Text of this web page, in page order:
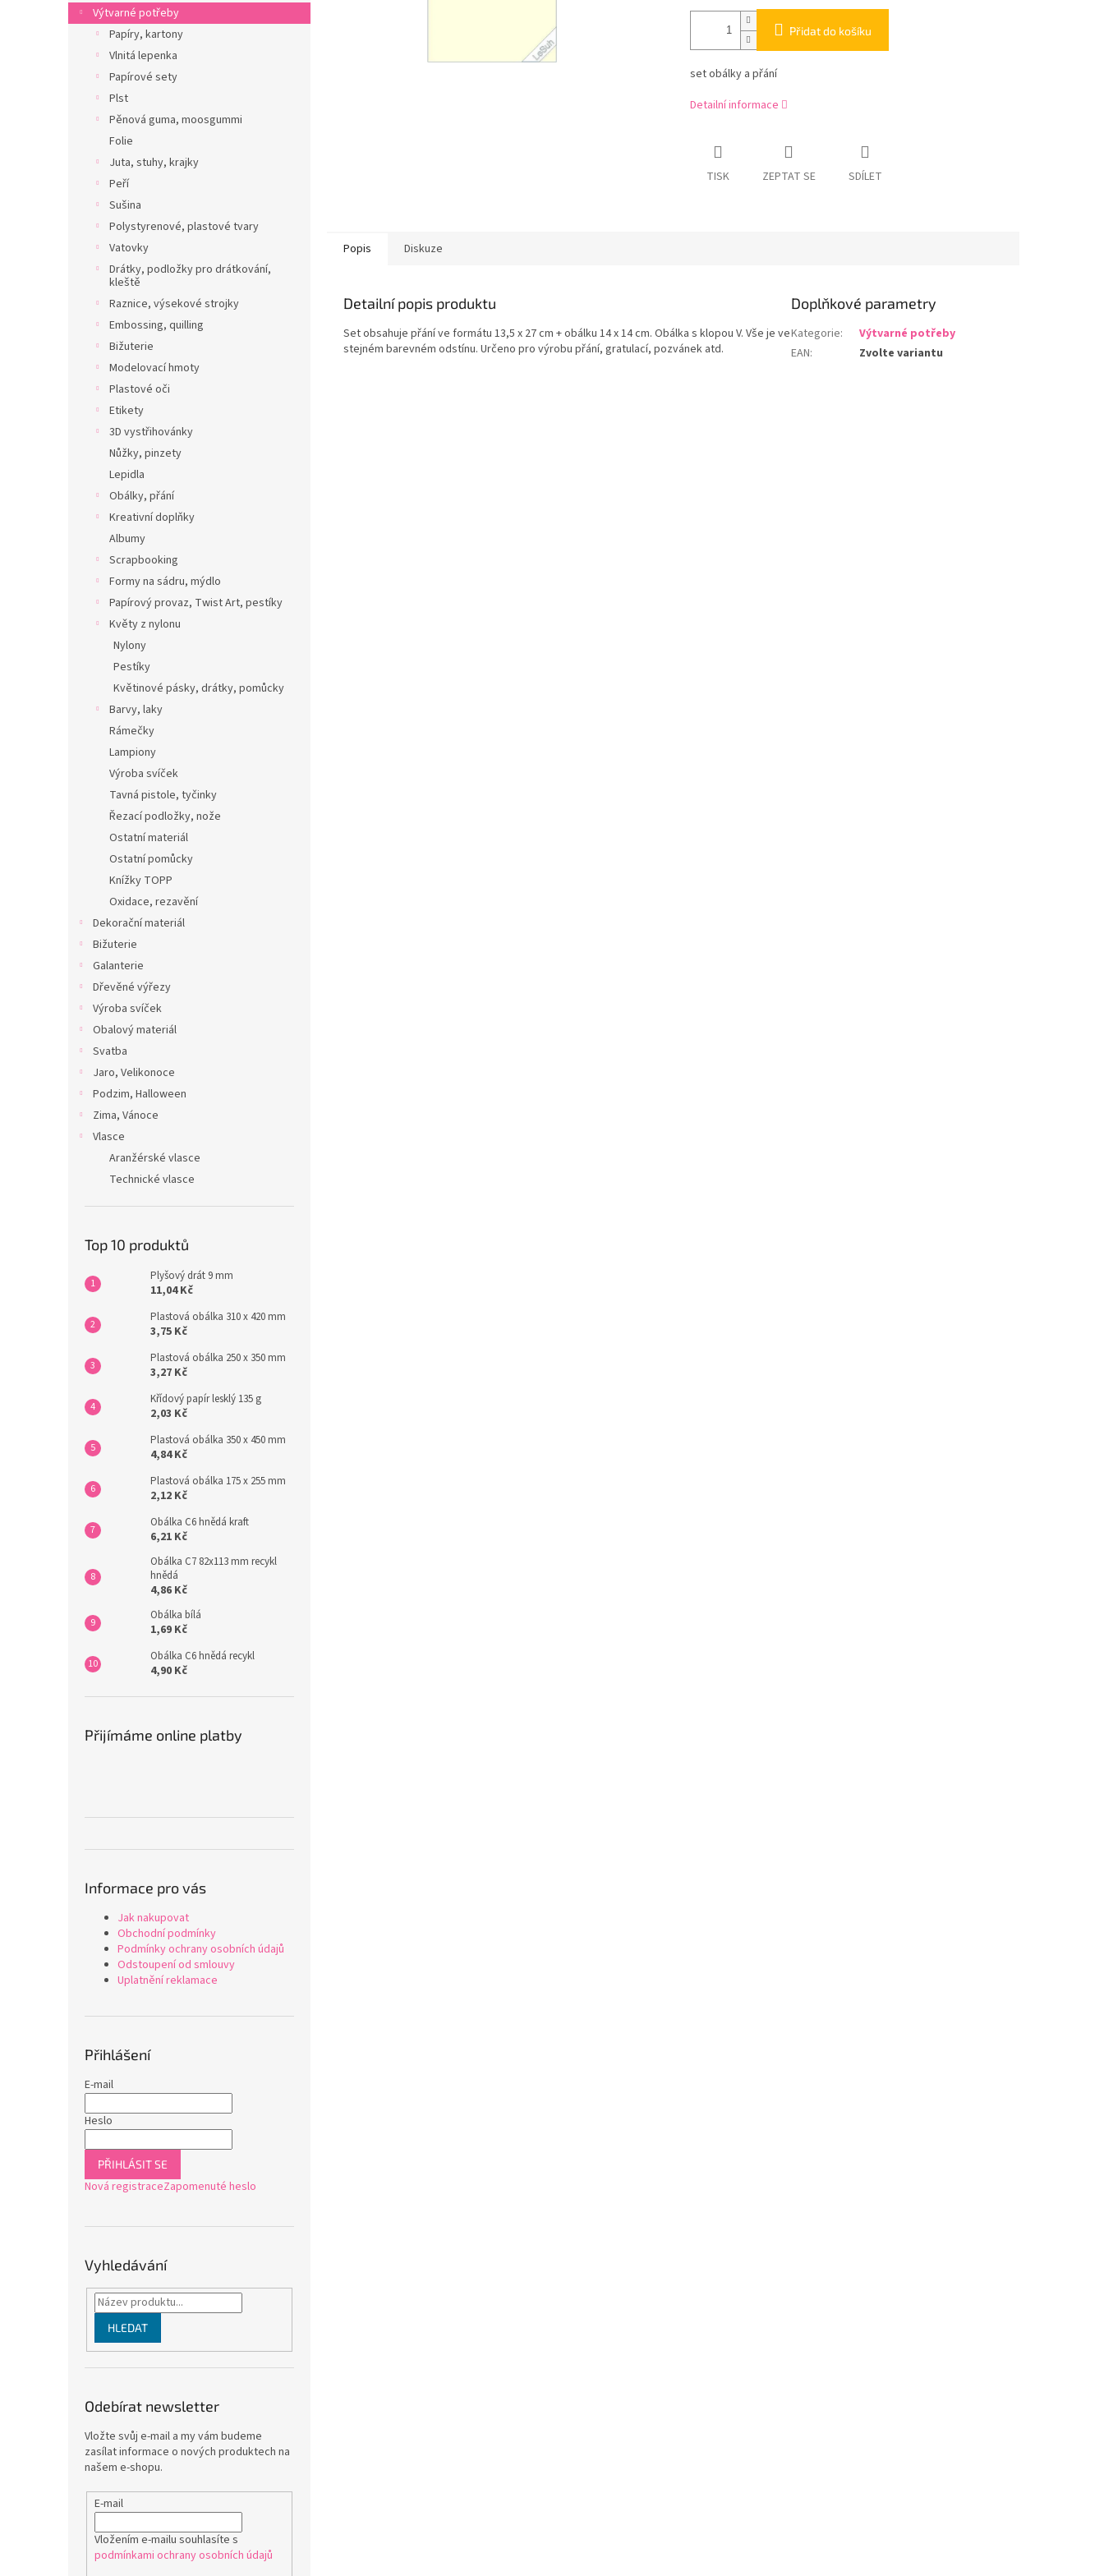
n
e
Výtvarné potřeby
Papíry, kartony
Vlnitá lepenka
Papírové sety
Plst
Pěnová guma, moosgummi
Folie
Juta, stuhy, krajky
Peří
Sušina
Polystyrenové, plastové tvary
Vatovky
Drátky, podložky pro drátkování,
kleště
Raznice, výsekové strojky
Embossing, quilling
Bižuterie
Modelovací hmoty
Plastové oči
Etikety
3D vystřihovánky
Nůžky, pinzety
Lepidla
Obálky, přání
Kreativní doplňky
Albumy
Scrapbooking
Formy na sádru, mýdlo
Papírový provaz, Twist Art, pestíky
Květy z nylonu
Nylony
Pestíky
Květinové pásky, drátky, pomůcky
Barvy, laky
Rámečky
Lampiony
Výroba svíček
Tavná pistole, tyčinky
Řezací podložky, nože
Ostatní materiál
Ostatní pomůcky
Knížky TOPP
Oxidace, rezavění
Dekorační materiál
Bižuterie
Galanterie
Dřevěné výřezy
Výroba svíček
Obalový materiál
Svatba
Jaro, Velikonoce
Podzim, Halloween
Zima, Vánoce
Vlasce
Aranžérské vlasce
Technické vlasce
Top 10 produktů
Plyšový drát 9 mm
11,04 Kč
Plastová obálka 310 x 420 mm
3,75 Kč
Plastová obálka 250 x 350 mm
3,27 Kč
Křídový papír lesklý 135 g
2,03 Kč
Plastová obálka 350 x 450 mm
4,84 Kč
Plastová obálka 175 x 255 mm
2,12 Kč
Obálka C6 hnědá kraft
6,21 Kč
Obálka C7 82x113 mm recykl
hnědá
4,86 Kč
Obálka bílá
1,69 Kč
Obálka C6 hnědá recykl
4,90 Kč
Přijímáme online platby
Informace pro vás
Jak nakupovat
Obchodní podmínky
Podmínky ochrany osobních údajů
Odstoupení od smlouvy
Uplatnění reklamace
Přihlášení
E-mail
Heslo
PŘIHLÁSIT SE
Nová registraceZapomenuté heslo
Vyhledávání
HLEDAT
Odebírat newsletter
Vložte svůj e-mail a my vám budeme
zasílat informace o nových produktech na
našem e-shopu.
E-mail
Vložením e-mailu souhlasíte s
podmínkami ochrany osobních údajů
Přidat do košíku
set obálky a přání
Detailní informace
TISK ZEPTAT SE SDÍLET
Popis Diskuze
Detailní popis produktu
Set obsahuje přání ve formátu 13,5 x 27 cm + obálku 14 x 14 cm. Obálka s klopou V. Vše je ve
stejném barevném odstínu. Určeno pro výrobu přání, gratulací, pozvánek atd.
Doplňkové parametry
Kategorie:
Výtvarné potřeby
EAN: Zvolte variantu